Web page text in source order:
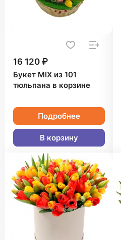
16 120 ₽
Букет MIX из 101
тюльпана в корзине
Подробнее
В корзину